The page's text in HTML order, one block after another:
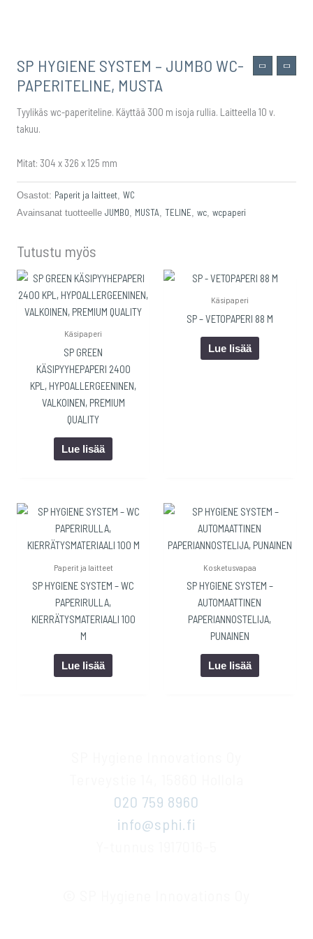
SP HYGIENE SYSTEM – JUMBO WC-
PAPERITELINE, MUSTA
Tyylikäs wc-paperiteline. Käyttää 300 m isoja rullia. Laitteella 10 v.
takuu.
Mitat: 304 x 326 x 125 mm
Osastot: Paperit ja laitteet,WC
Avainsanat tuotteelleJUMBO, MUSTA,TELINE,wc,wcpaperi
Tutustu myös
Käsipaperi
SP GREEN
KÄSIPYYHEPAPERI 2400
KPL, HYPOALLERGEENINEN,
VALKOINEN, PREMIUM
QUALITY
Lue lisää
Käsipaperi
SP – VETOPAPERI 88 M
Lue lisää
Paperit ja laitteet
SP HYGIENE SYSTEM – WC
PAPERIRULLA,
KIERRÄTYSMATERIAALI 100
M
Lue lisää
Kosketusvapaa
SP HYGIENE SYSTEM –
AUTOMAATTINEN
PAPERIANNOSTELIJA,
PUNAINEN
Lue lisää
020 759 8960
info@sphi.fi